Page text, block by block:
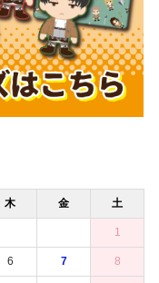
木 金 土
1
6 7 8